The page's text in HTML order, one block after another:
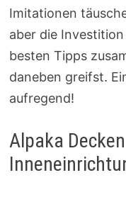
Imitationen
aber die
besten Tipps
daneben greifst.
aufregend!
Alpaka